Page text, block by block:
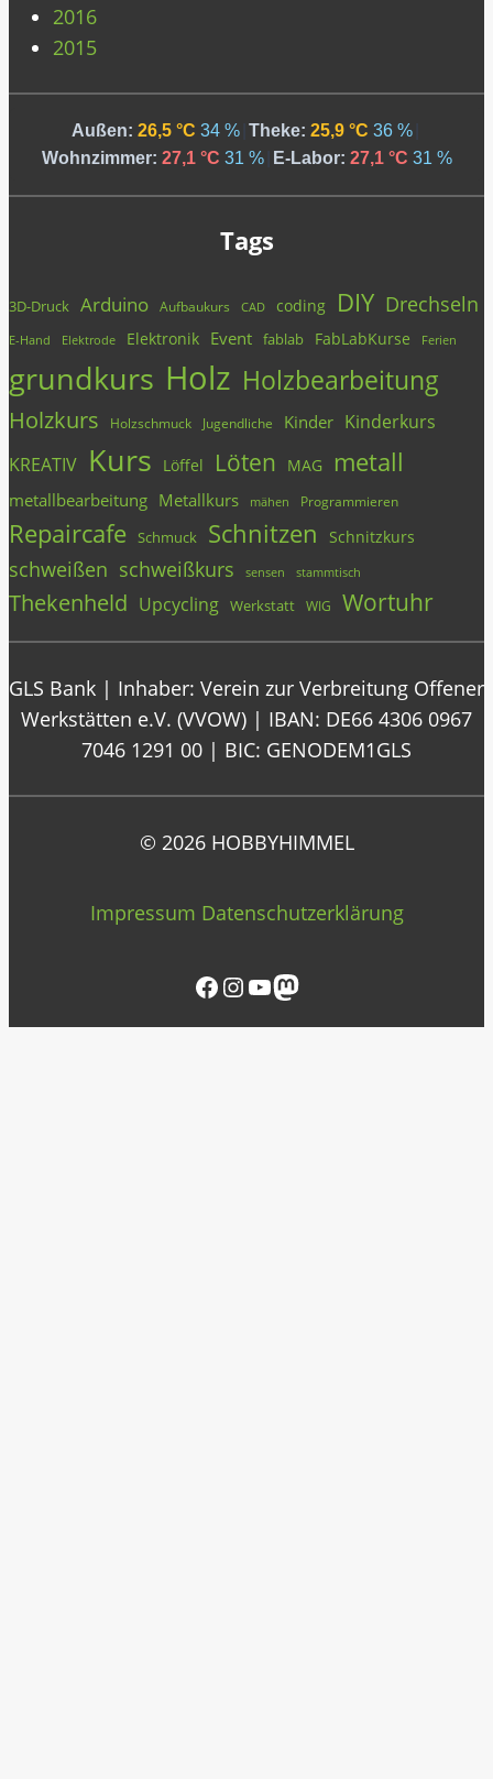
2016
2015
Außen: 26,5 °C 34 % Theke: 25,9 °C 36 %
Wohnzimmer: 27,1 °C 31 % E-Labor: 27,1 °C 31 %
Tags
3D-Druck Arduino Aufbaukurs CAD coding DIY Drechseln
E-Hand Elektrode Elektronik Event fablab FabLabKurse Ferien
grundkurs Holz Holzbearbeitung
Holzkurs Holzschmuck Jugendliche Kinder Kinderkurs
KREATIV Kurs Löffel Löten MAG metall
metallbearbeitung Metallkurs mähen Programmieren
Repaircafe Schmuck Schnitzen Schnitzkurs
schweißen schweißkurs sensen stammtisch
Thekenheld Upcycling Werkstatt WIG Wortuhr
GLS Bank | Inhaber: Verein zur Verbreitung Offener
Werkstätten e.V. (VVOW) | IBAN: DE66 4306 0967
7046 1291 00 | BIC: GENODEM1GLS
© 2026 HOBBYHIMMEL
Impressum Datenschutzerklärung
Facebook InstagramYouTube Mastodon